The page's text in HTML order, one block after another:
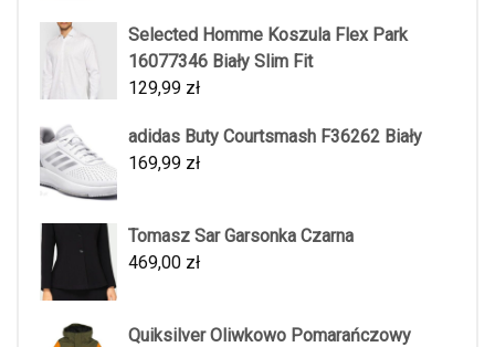
Selected Homme Koszula Flex Park
16077346 Biały Slim Fit
129,99 zł
adidas Buty Courtsmash F36262 Biały
169,99 zł
Tomasz Sar Garsonka Czarna
469,00 zł
Quiksilver Oliwkowo Pomarańczowy